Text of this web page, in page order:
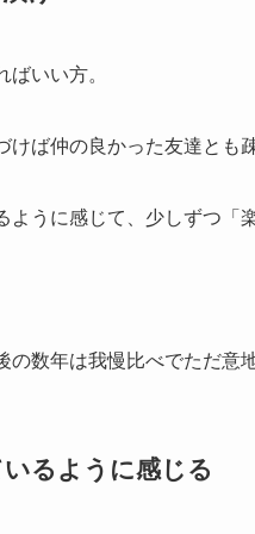
いい方。
ば仲の良かった友達とも
ように感じて、少しずつ「
の数年は我慢比べでただ意
るように感じる